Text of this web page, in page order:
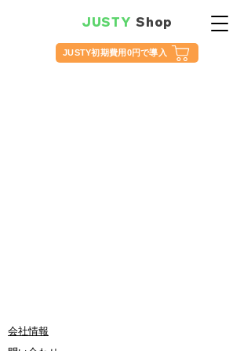
JUSTY Shop
JUSTY初期費用0円で導入
会社情報